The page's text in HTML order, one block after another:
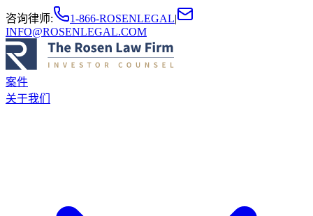
咨询律师: 1-866-ROSENLEGAL|
INFO@ROSENLEGAL.COM
案件
关于我们